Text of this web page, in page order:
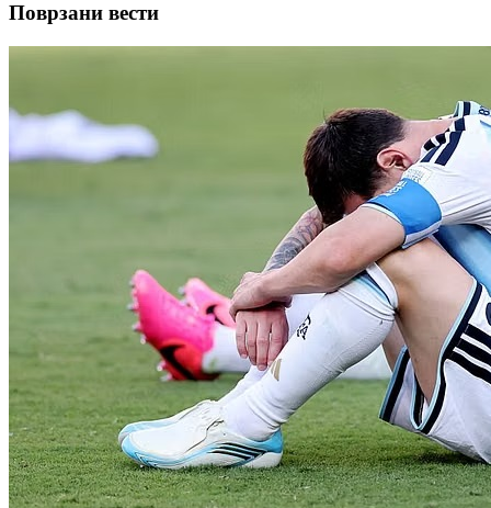
Поврзани вести